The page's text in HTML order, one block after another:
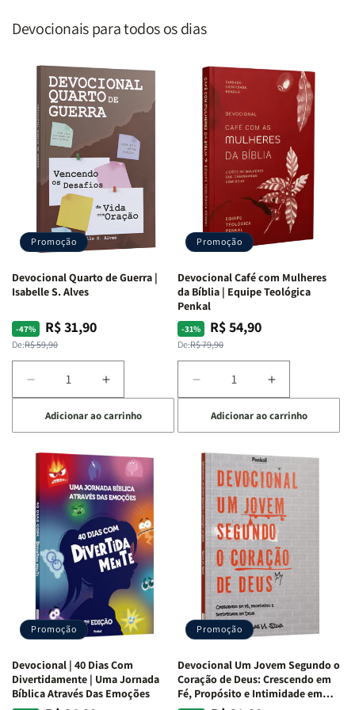
Devocionais para todos os dias
Promoção
Devocional Quarto de Guerra |
Isabelle S. Alves
-47%
Preço
normal
De:R$ 59,90
Preço
promocional
R$ 31,90
Diminuir
a
quantidade
de
Devocional
Quarto
de
Guerra
Isabelle
S.
Alves
Aumentar
a
quantidade
de
Devocional
Quarto
de
Guerra
|
Isabelle
S.
Alves
Adicionar ao carrinho
Promoção
Devocional Café com Mulheres
da Bíblia | Equipe Teológica
Penkal
-31%
Preço
normal
De:R$ 79,90
Preço
promocional
R$ 54,90
Diminuir
a
quantidade
de
Devocional
Café
com
Mulheres
da
Bíblia
Equipe
Teológica
Penkal
Aumentar
a
quantidade
de
Devocional
Café
com
Mulheres
da
Bíblia
|
Equipe
Teológica
Penkal
Adicionar ao carrinho
Promoção
Devocional | 40 Dias Com
Divertidamente | Uma Jornada
Bíblica Através Das Emoções
Promoção
Devocional Um Jovem Segundo o
Coração de Deus: Crescendo em
Fé, Propósito e Intimidade em